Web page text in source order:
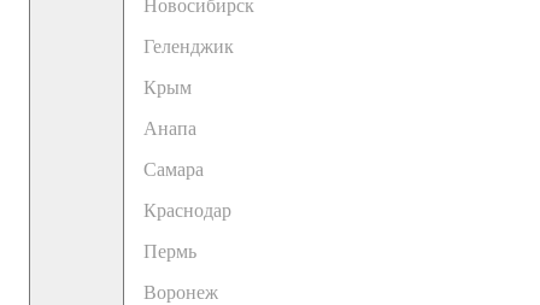
Новосибирск
Геленджик
Крым
Анапа
Самара
Краснодар
Пермь
Воронеж